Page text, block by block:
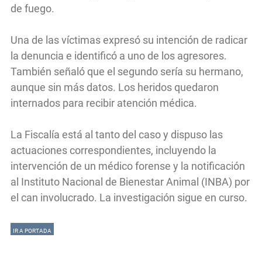
de fuego.
Una de las víctimas expresó su intención de radicar
la denuncia e identificó a uno de los agresores.
También señaló que el segundo sería su hermano,
aunque sin más datos. Los heridos quedaron
internados para recibir atención médica.
La Fiscalía está al tanto del caso y dispuso las
actuaciones correspondientes, incluyendo la
intervención de un médico forense y la notificación
al Instituto Nacional de Bienestar Animal (INBA) por
el can involucrado. La investigación sigue en curso.
IR A PORTADA